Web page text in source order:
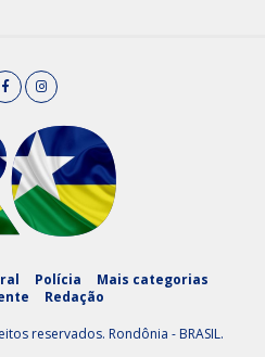
Polícia
Mais categorias
Redação
reservados. Rondônia - BRASIL.